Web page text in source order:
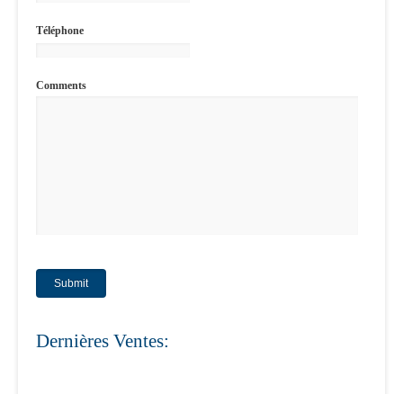
Téléphone
Comments
Dernières Ventes: